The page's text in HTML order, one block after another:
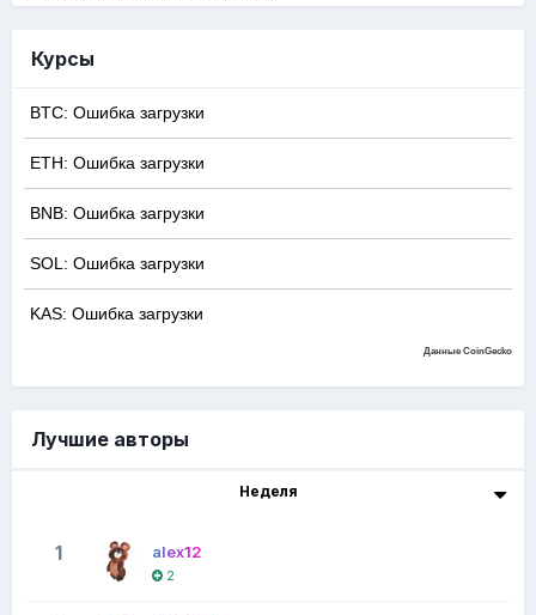
Курсы
BTC: Ошибка загрузки
ETH: Ошибка загрузки
BNB: Ошибка загрузки
SOL: Ошибка загрузки
KAS: Ошибка загрузки
Данные CoinGecko
Лучшие авторы
Неделя
1 alex12
2